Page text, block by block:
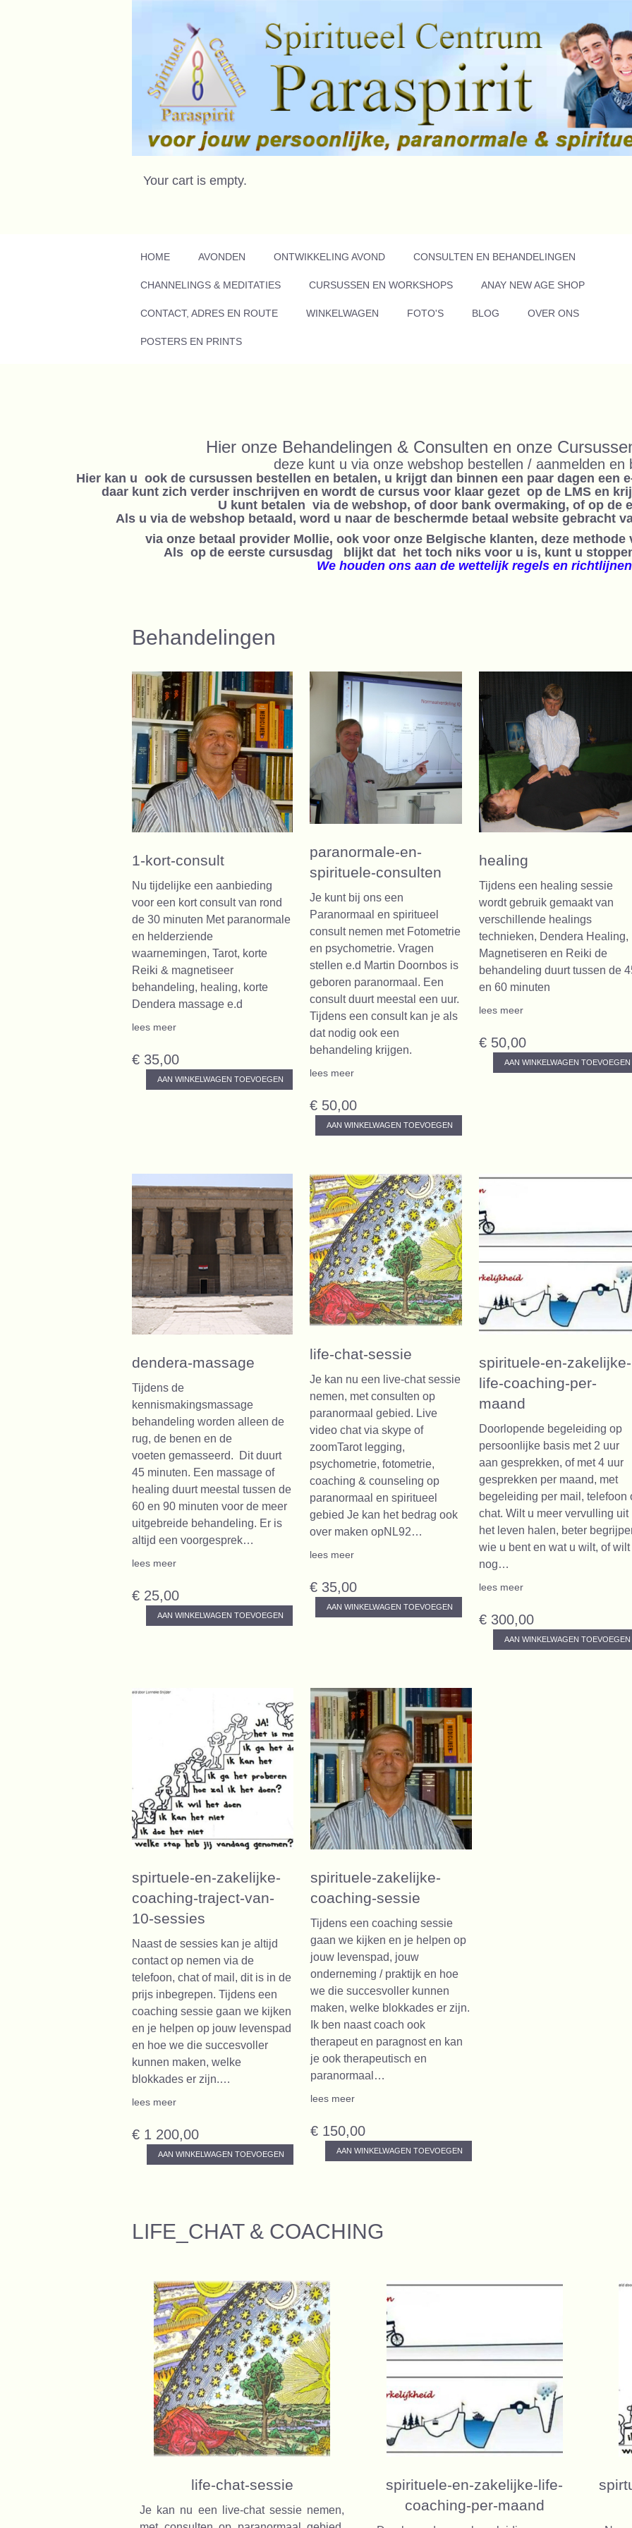
Your cart is empty.
HOME AVONDEN ONTWIKKELING AVOND CONSULTEN EN BEHANDELINGEN
CHANNELINGS & MEDITATIES CURSUSSEN EN WORKSHOPS ANAY NEW AGE SHOP
CONTACT, ADRES EN ROUTE WINKELWAGEN FOTO'S BLOG OVER ONS
POSTERS EN PRINTS
Hier onze Behandelingen & Consulten en onze
deze kunt u via onze webshop bestellen / aanmelden en
Hier kan u ook de cursussen bestellen en betalen, u krijgt dan binnen een paar dagen een
daar kunt zich verder inschrijven en wordt de cursus voor klaar gezet op de LMS en
U kunt betalen via de webshop, of door bank overmaking, of op de
Als u via de webshop betaald, word u naar de beschermde betaal website gebracht
via onze betaal provider Mollie, ook voor onze Belgische klanten, deze
Als op de eerste cursusdag blijkt dat het toch niks voor u is, kunt u
We houden ons aan de wettelijk regels en richtlijnen
Behandelingen
1-kort-consult
Nu tijdelijke een aanbieding
voor een kort consult van rond
de 30 minuten Met paranormale
en helderziende
waarnemingen, Tarot, korte
Reiki & magnetiseer
behandeling, healing, korte
Dendera massage e.d
lees meer
€ 35,00
AAN WINKELWAGEN TOEVOEGEN
paranormale-en-
spirituele-consulten
Je kunt bij ons een
Paranormaal en spiritueel
consult nemen met Fotometrie
en psychometrie. Vragen
stellen e.d Martin Doornbos is
geboren paranormaal. Een
consult duurt meestal een uur.
Tijdens een consult kan je als
dat nodig ook een
behandeling krijgen.
lees meer
€ 50,00
AAN WINKELWAGEN TOEVOEGEN
healing
Tijdens een healing sessie
wordt gebruik gemaakt van
verschillende healings
technieken, Dendera Healing,
Magnetiseren en Reiki de
behandeling duurt tussen de
en 60 minuten
lees meer
€ 50,00
AAN WINKELWAGEN TOEVOEGEN
dendera-massage
Tijdens de
kennismakingsmassage
behandeling worden alleen de
rug, de benen en de
voeten gemasseerd. Dit duurt
45 minuten. Een massage of
healing duurt meestal tussen de
60 en 90 minuten voor de meer
uitgebreide behandeling. Er is
altijd een voorgesprek…
lees meer
€ 25,00
AAN WINKELWAGEN TOEVOEGEN
life-chat-sessie
Je kan nu een live-chat sessie
nemen, met consulten op
paranormaal gebied. Live
video chat via skype of
zoomTarot legging,
psychometrie, fotometrie,
coaching & counseling op
paranormaal en spiritueel
gebied Je kan het bedrag ook
over maken opNL92…
lees meer
€ 35,00
AAN WINKELWAGEN TOEVOEGEN
spirituele-en-zakelijke-
life-coaching-per-
maand
Doorlopende begeleiding op
persoonlijke basis met 2 uur
aan gesprekken, of met 4 uur
gesprekken per maand, met
begeleiding per mail, telefoon
chat. Wilt u meer vervulling uit
het leven halen, beter
wie u bent en wat u wilt, of wilt
nog…
lees meer
€ 300,00
AAN WINKELWAGEN TOEVOEGEN
spirtuele-en-zakelijke-
coaching-traject-van-
10-sessies
Naast de sessies kan je altijd
contact op nemen via de
telefoon, chat of mail, dit is in de
prijs inbegrepen. Tijdens een
coaching sessie gaan we kijken
en je helpen op jouw levenspad
en hoe we die succesvoller
kunnen maken, welke
blokkades er zijn.…
lees meer
€ 1 200,00
AAN WINKELWAGEN TOEVOEGEN
spirituele-zakelijke-
coaching-sessie
Tijdens een coaching sessie
gaan we kijken en je helpen op
jouw levenspad, jouw
onderneming / praktijk en hoe
we die succesvoller kunnen
maken, welke blokkades er zijn.
Ik ben naast coach ook
therapeut en paragnost en kan
je ook therapeutisch en
paranormaal…
lees meer
€ 150,00
AAN WINKELWAGEN TOEVOEGEN
LIFE_CHAT & COACHING
life-chat-sessie
Je kan nu een live-chat sessie nemen,
spirituele-en-zakelijke-life-
coaching-per-maand